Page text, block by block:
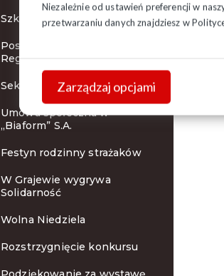
Niezależnie od ustawień preferencji w
przetwarzaniu danych znajdziesz w
Zarządzaj opcjami
Szkolenie SIP w Suwałkach
Posiedzenie Zarządu
Regionu
Sekcja Krajowa w Supraślu
Umowa społeczna w
„Biaform” S.A.
Festyn rodzinny strażaków
W Grajewie wygrywa
Solidarność
Wolna Niedziela
Rozstrzygnięcie konkursu